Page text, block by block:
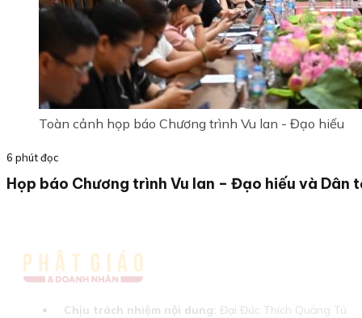
Toàn cảnh họp báo Chương trình Vu lan - Đạo hiếu
6 phút đọc
Họp báo Chương trình Vu lan – Đạo hiếu và Dân
Chịu trách nhiệm nội dung: Đại Đức Thích Quảng Tú